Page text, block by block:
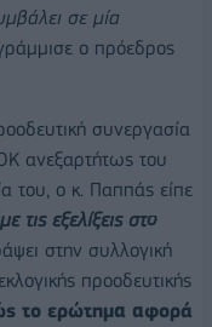
σε μία
ο πρόεδρος
συνεργασία
ανεξαρτήτως του
του, ο κ. Παππάς είπε
τις εξελίξεις στο
στην συλλογική
προοδευτικής
το ερώτημα αφορά